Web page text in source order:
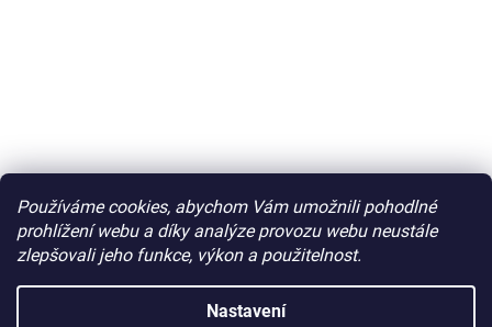
Používáme cookies, abychom Vám umožnili pohodlné
prohlížení webu a díky analýze provozu webu neustále
zlepšovali jeho funkce, výkon a použitelnost.
Nastavení